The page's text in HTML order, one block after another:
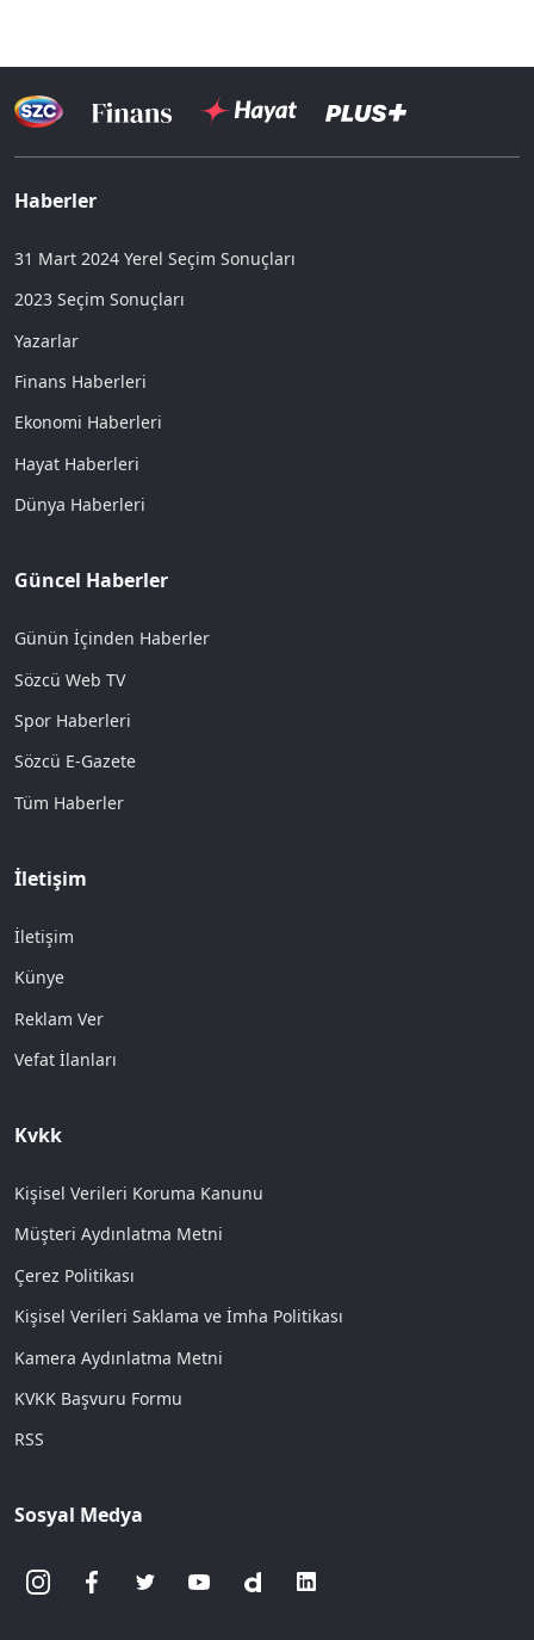
Haberler
31 Mart 2024 Yerel Seçim Sonuçları
2023 Seçim Sonuçları
Yazarlar
Finans Haberleri
Ekonomi Haberleri
Hayat Haberleri
Dünya Haberleri
Güncel Haberler
Günün İçinden Haberler
Sözcü Web TV
Spor Haberleri
Sözcü E-Gazete
Tüm Haberler
İletişim
İletişim
Künye
Reklam Ver
Vefat İlanları
Kvkk
Kişisel Verileri Koruma Kanunu
Müşteri Aydınlatma Metni
Çerez Politikası
Kişisel Verileri Saklama ve İmha Politikası
Kamera Aydınlatma Metni
KVKK Başvuru Formu
RSS
Sosyal Medya